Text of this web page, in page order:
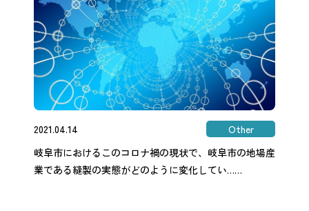
2021.04.14
Other
岐阜市におけるこのコロナ禍の現状で、岐阜市の地場産
業である縫製の実態がどのように変化してい……